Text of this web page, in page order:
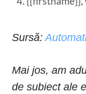
Sursă:
Mai jos, am
de subiect ale